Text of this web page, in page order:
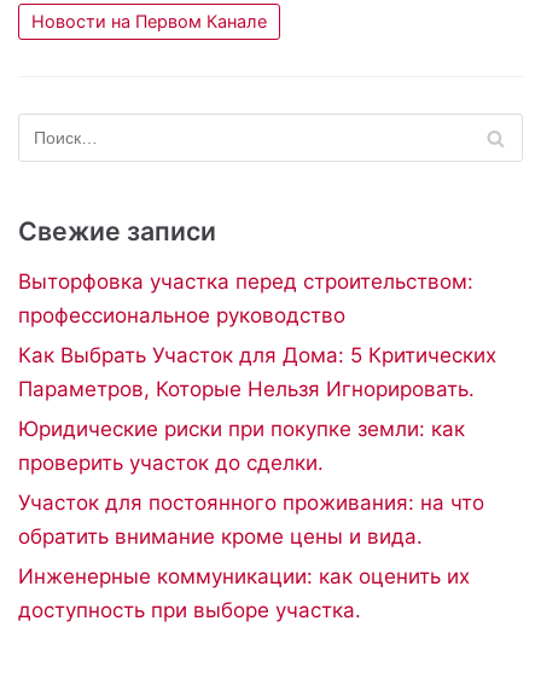
Новости на Первом Канале
Свежие записи
Выторфовка участка перед строительством:
профессиональное руководство
Как Выбрать Участок для Дома: 5 Критических
Параметров, Которые Нельзя Игнорировать.
Юридические риски при покупке земли: как
проверить участок до сделки.
Участок для постоянного проживания: на что
обратить внимание кроме цены и вида.
Инженерные коммуникации: как оценить их
доступность при выборе участка.